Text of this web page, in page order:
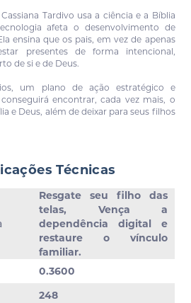
Tardivo usa a ciência e a Bíblia
afeta o desenvolvimento de
ensina que os pais, em vez de apenas
presentes de forma intencional,
de si e de Deus.
um plano de ação estratégico e
encontrar, cada vez mais, o
e Deus, além de deixar para seus filhos
Técnicas
Resgate seu filho das
telas, Vença a
dependência digital e
restaure o vínculo
familiar.
0.3600
248